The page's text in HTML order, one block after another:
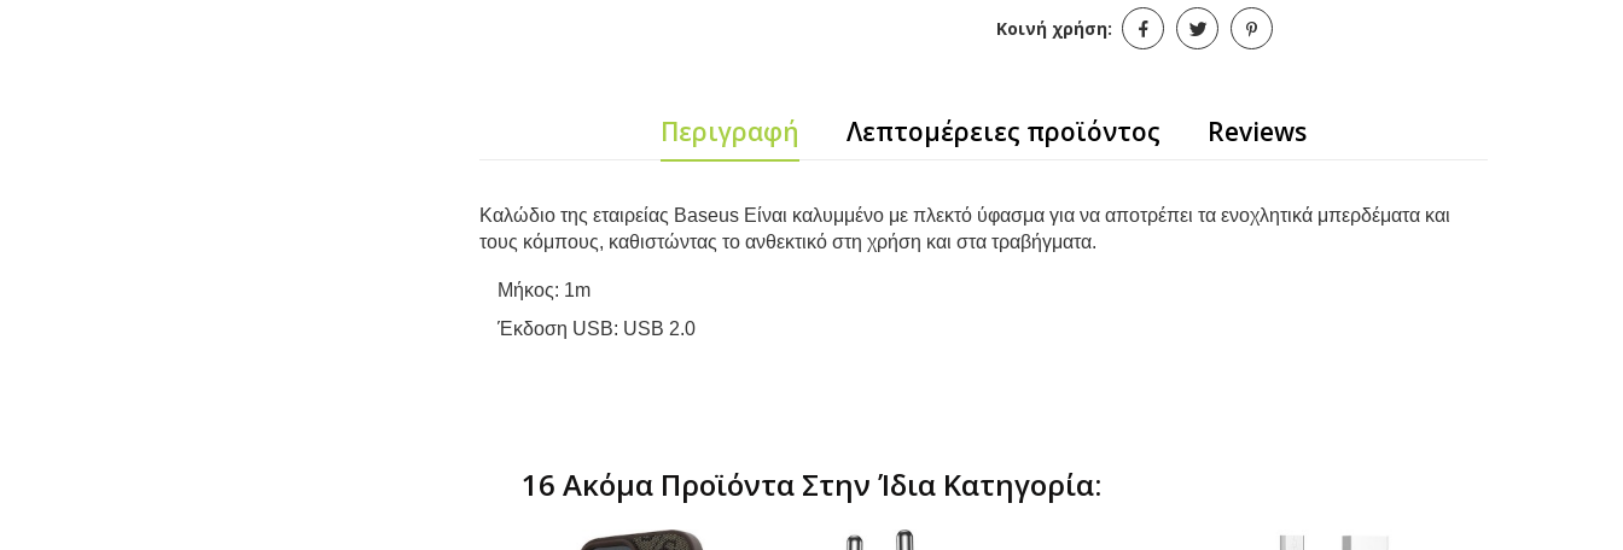
Κοινή χρήση:
Περιγραφή Λεπτομέρειες προϊόντος Reviews
Καλώδιο της εταιρείας Baseus Είναι καλυμμένο με πλεκτό ύφασμα για να αποτρέπει τα ενοχλητικά μπερδέματα και
τους κόμπους, καθιστώντας το ανθεκτικό στη χρήση και στα τραβήγματα.
Μήκος: 1m
Έκδοση USB: USB 2.0
16 Ακόμα Προϊόντα Στην Ίδια Κατηγορία: